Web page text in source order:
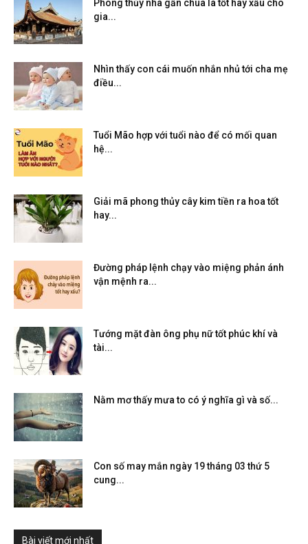
Phong thủy nhà gần chùa là tốt hay xấu cho
gia...
Nhìn thấy con cái muốn nhắn nhủ tới cha mẹ
điều...
Tuổi Mão hợp với tuổi nào để có mối quan
hệ...
Giải mã phong thủy cây kim tiền ra hoa tốt
hay...
Đường pháp lệnh chạy vào miệng phản ánh
vận mệnh ra...
Tướng mặt đàn ông phụ nữ tốt phúc khí và
tài...
Nằm mơ thấy mưa to có ý nghĩa gì và số...
Con số may mắn ngày 19 tháng 03 thứ 5
cung...
Bài viết mới nhất